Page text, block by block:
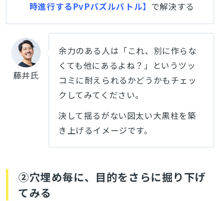
時進行するPvPパズルバトル】 で解決する
藤井氏
余力のある人は「これ、別に作らな
くても他にあるよね？」というツッ
コミに耐えられるかどうかもチェッ
クしてみてください。
決して揺るがない図太い大黒柱を築
き上げるイメージです。
②穴埋め毎に、目的をさらに掘り下げ
てみる